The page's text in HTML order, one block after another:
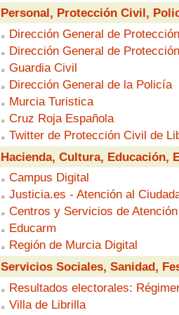
Personal, Protección Civil,
Dirección General de
Dirección General de
Guardia Civil
Dirección General de la Policía
Murcia Turistica
Cruz Roja Española
Twitter de Protección Civil de
Hacienda, Cultura, Educación,
Campus Digital
Justicia.es - Atención al
Centros y Servicios de
Educarm
Región de Murcia Digital
Servicios Sociales, Sanidad,
Resultados electorales:
Villa de Librilla